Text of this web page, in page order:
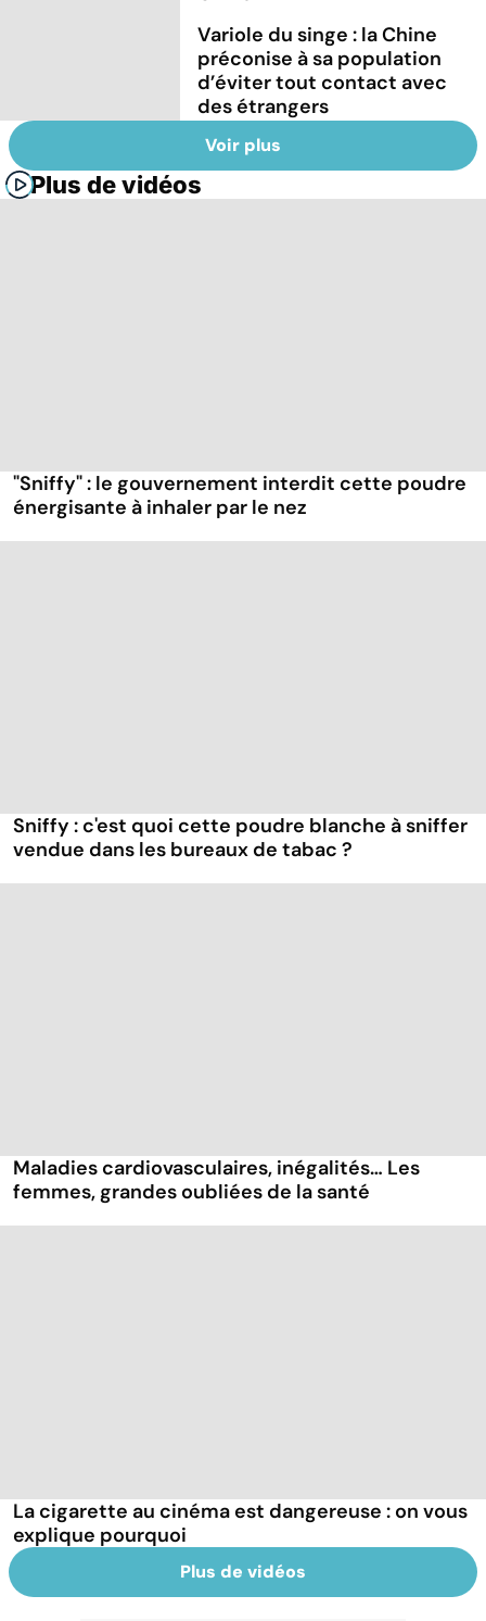
Variole du singe : la Chine
préconise à sa population
d’éviter tout contact avec
des étrangers
Voir plus
Plus de vidéos
"Sniffy" : le gouvernement interdit cette poudre
énergisante à inhaler par le nez
Sniffy : c'est quoi cette poudre blanche à sniffer
vendue dans les bureaux de tabac ?
Maladies cardiovasculaires, inégalités… Les
femmes, grandes oubliées de la santé
La cigarette au cinéma est dangereuse : on vous
explique pourquoi
Plus de vidéos